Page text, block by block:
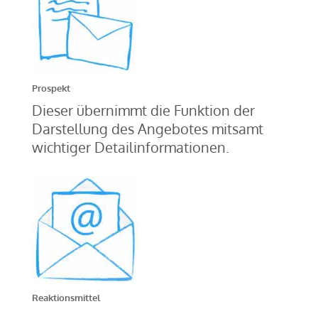
Prospekt
Dieser übernimmt die Funktion der
Darstellung des Angebotes mitsamt
wichtiger Detailinformationen.
Reaktionsmittel